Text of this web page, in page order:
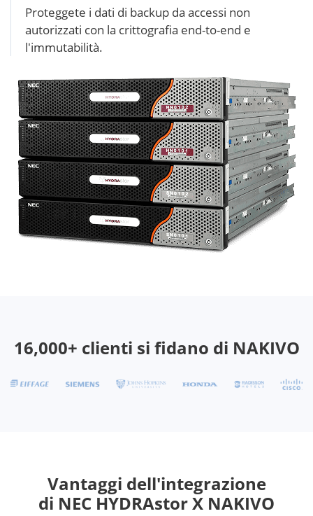
Proteggete i dati di backup da accessi non
autorizzati con la crittografia end-to-end e
l'immutabilità.
16,000+ clienti si fidano di NAKIVO
Vantaggi dell'integrazione
di NEC HYDRAstor X NAKIVO